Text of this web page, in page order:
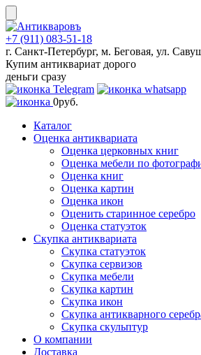
Skip
to
content
+7 (911) 083-51-18
г. Санкт-Петербург, м. Беговая, ул.
Купим антиквариат дорого
деньги сразу
0руб.
Каталог
Оценка антиквариата
Оценка церковных книг
Оценка мебели по
Оценка книг
Оценка картин
Оценка икон
Оценить старинное серебро
Оценка статуэток
Скупка антиквариата
Скупка статуэток
Скупка сервизов
Скупка мебели
Скупка картин
Скупка икон
Скупка антикварного
Скупка скульптур
О компании
Доставка